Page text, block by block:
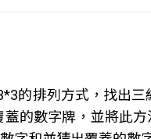
的排列方式，找出三
的數字牌，並將此